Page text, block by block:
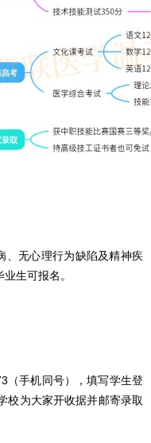
、无心理行为缺陷及精神疾
生可报名。
（手机同号），填写学生登
校为大家开收据并邮寄录取